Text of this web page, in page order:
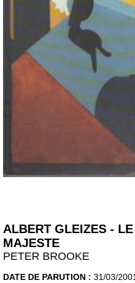
ALBERT GLEIZES -
MAJESTE
PETER BROOKE
DATE DE PARUTION : 31/03/